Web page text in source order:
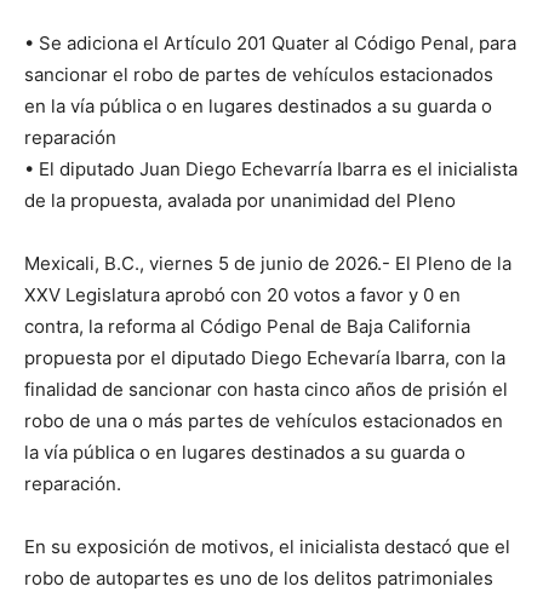
• Se adiciona el Artículo 201 Quater al Código Penal, para
sancionar el robo de partes de vehículos estacionados
en la vía pública o en lugares destinados a su guarda o
reparación
• El diputado Juan Diego Echevarría Ibarra es el inicialista
de la propuesta, avalada por unanimidad del Pleno
Mexicali, B.C., viernes 5 de junio de 2026.- El Pleno de la
XXV Legislatura aprobó con 20 votos a favor y 0 en
contra, la reforma al Código Penal de Baja California
propuesta por el diputado Diego Echevaría Ibarra, con la
finalidad de sancionar con hasta cinco años de prisión el
robo de una o más partes de vehículos estacionados en
la vía pública o en lugares destinados a su guarda o
reparación.
En su exposición de motivos, el inicialista destacó que el
robo de autopartes es uno de los delitos patrimoniales